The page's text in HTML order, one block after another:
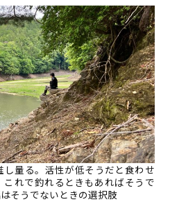
量る。活性が低そうだと食わせ
れで釣れるときもあればそうで
そうでないときの選択肢